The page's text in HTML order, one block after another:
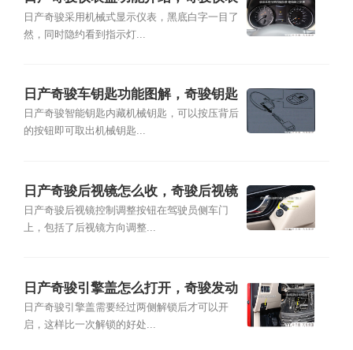
盘故障灯图解
日产奇骏采用机械式显示仪表，黑底白字一目了
然，同时隐约看到指示灯...
日产奇骏车钥匙功能图解，奇骏钥匙
隐藏功能
日产奇骏智能钥匙内藏机械钥匙，可以按压背后
的按钮即可取出机械钥匙...
日产奇骏后视镜怎么收，奇骏后视镜
自动折叠图解
日产奇骏后视镜控制调整按钮在驾驶员侧车门
上，包括了后视镜方向调整...
日产奇骏引擎盖怎么打开，奇骏发动
机舱图解
日产奇骏引擎盖需要经过两侧解锁后才可以开
启，这样比一次解锁的好处...